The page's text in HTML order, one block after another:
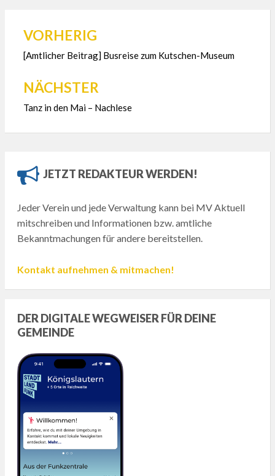
Beitragsnavigation
VORHERIG
[Amtlicher Beitrag] Busreise zum Kutschen-Museum
NÄCHSTER
Tanz in den Mai – Nachlese
JETZT REDAKTEUR WERDEN!
Jeder Verein und jede Verwaltung kann bei MV Aktuell
mitschreiben und Informationen bzw. amtliche
Bekanntmachungen für andere bereitstellen.
Kontakt aufnehmen & mitmachen!
DER DIGITALE WEGWEISER FÜR DEINE
GEMEINDE